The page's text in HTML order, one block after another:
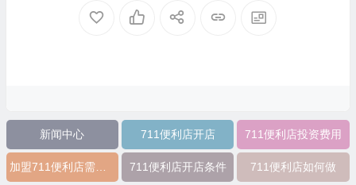
新闻中心 711便利店开店 711便利店投资费用
加盟711便利店需要多少？ 711便利店开店条件 711便利店如何做